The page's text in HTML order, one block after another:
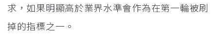
求，如果明顯高於業界水準會作為在第一輪被刷
掉的指標之一。